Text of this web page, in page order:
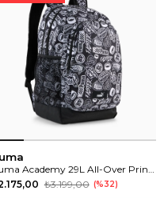
₺3.199,00 %32